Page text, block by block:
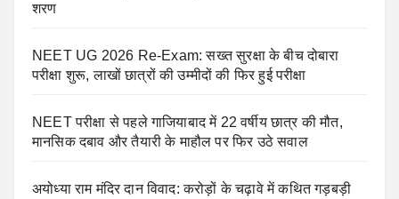
शरण
NEET UG 2026 Re-Exam: सख्त सुरक्षा के बीच दोबारा
परीक्षा शुरू, लाखों छात्रों की उम्मीदों की फिर हुई परीक्षा
NEET परीक्षा से पहले गाजियाबाद में 22 वर्षीय छात्र की मौत,
मानसिक दबाव और तैयारी के माहौल पर फिर उठे सवाल
अयोध्या राम मंदिर दान विवाद: करोड़ों के चढ़ावे में कथित गड़बड़ी